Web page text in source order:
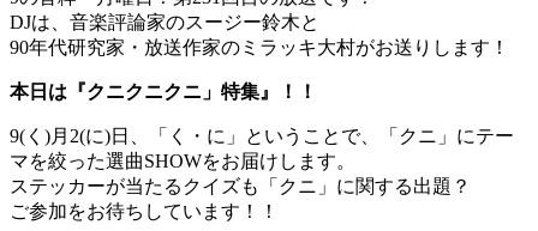
DJは、音楽評論家のスージー鈴木と
90年代研究家・放送作家のミラッキ大村がお送りします！
本日は『クニクニクニ」特集』！！
9(く)月2(に)日、「く・に」ということで、「クニ」にテー
マを絞った選曲SHOWをお届けします。
ステッカーが当たるクイズも「クニ」に関する出題？
ご参加をお待ちしています！！